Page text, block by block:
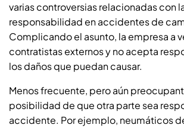
varias controversias relacionadas con
responsabilidad en accidentes de
Complicando el asunto, la empresa a
contratistas externos y no acepta
los daños que puedan causar.
Menos frecuente, pero aún
posibilidad de que otra parte sea
accidente. Por ejemplo, neumáticos